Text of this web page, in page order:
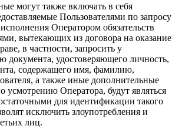
могут также включать в себя
Пользователями по запросу
Оператором обязательств
вытекающих из договора на оказание
в частности, запросить у
документа, удостоверяющего личность,
содержащего имя, фамилию,
а также иные дополнительные
усмотрению Оператора, будут являться
для идентификации такого
исключить злоупотребления и
лиц.